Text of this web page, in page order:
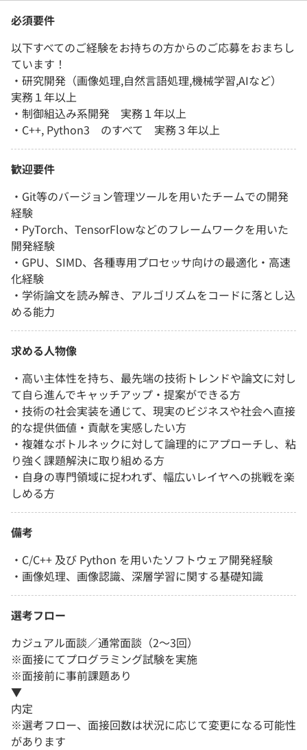
必須要件
以下すべてのご経験をお持ちの方からのご応募をおまちし
ています！
・研究開発（画像処理,自然言語処理,機械学習,AIなど）
実務１年以上
・制御組込み系開発 実務１年以上
・C++, Python3 のすべて 実務３年以上
歓迎要件
・Git等のバージョン管理ツールを用いたチームでの開発
経験
・PyTorch、TensorFlowなどのフレームワークを用いた
開発経験
・GPU、SIMD、各種専用プロセッサ向けの最適化・高速
化経験
・学術論文を読み解き、アルゴリズムをコードに落とし込
める能力
求める人物像
・高い主体性を持ち、最先端の技術トレンドや論文に対し
て自ら進んでキャッチアップ・提案ができる方
・技術の社会実装を通じて、現実のビジネスや社会へ直接
的な提供価値・貢献を実感したい方
・複雑なボトルネックに対して論理的にアプローチし、粘
り強く課題解決に取り組める方
・自身の専門領域に捉われず、幅広いレイヤへの挑戦を楽
しめる方
備考
・C/C++ 及び Python を用いたソフトウェア開発経験
・画像処理、画像認識、深層学習に関する基礎知識
選考フロー
カジュアル面談／通常面談（2～3回）
※面接にてプログラミング試験を実施
※面接前に事前課題あり
▼
内定
※選考フロー、面接回数は状況に応じて変更になる可能性
があります